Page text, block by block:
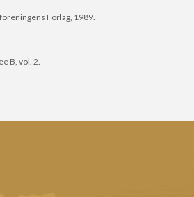
Forlag, 1989.
B, vol. 2.